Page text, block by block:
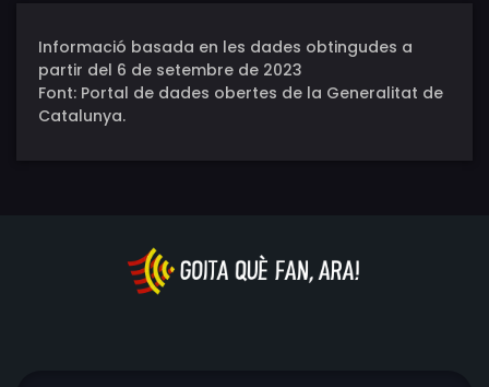
Informació basada en les dades obtingudes a
partir del 6 de setembre de 2023
Font: Portal de dades obertes de la Generalitat de
Catalunya.